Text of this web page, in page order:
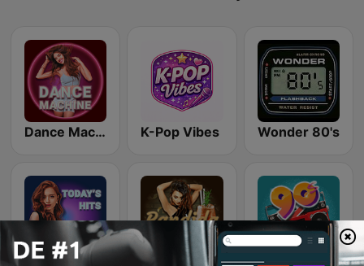
Dance Machine K-Pop Vibes Wonder 80's